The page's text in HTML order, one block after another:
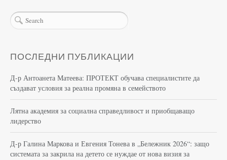
ПОСЛЕДНИ ПУБЛИКАЦИИ
Д-р Антоанета Матеева: ПРОТЕКТ обучава специалистите да
създават условия за реална промяна в семейството
Лятна академия за социална справедливост и приобщаващо
лидерство
Д-р Галина Маркова и Евгения Тонева в „Бележник 2026“: защо
системата за закрила на детето се нуждае от нова визия за